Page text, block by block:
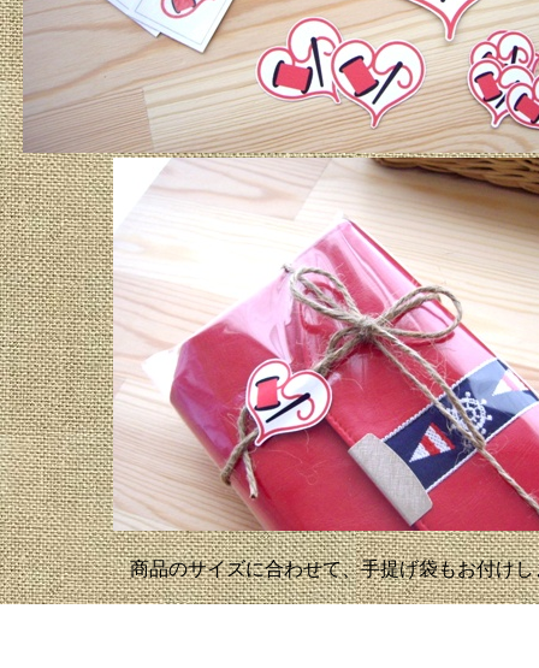
商品のサイズに合わせて、手提げ袋もお付けし